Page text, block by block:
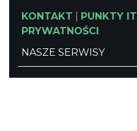
KONTAKT PUNKTY IT
PRYWATNOŚCI
NASZE SERWISY